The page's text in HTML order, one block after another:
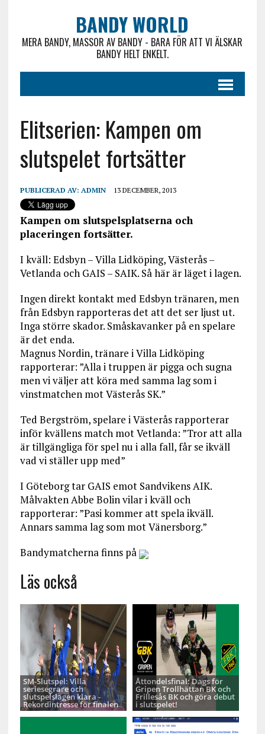
BANDY WORLD
MERA BANDY, MASSOR AV BANDY - BARA FÖR ATT VI ÄLSKAR
BANDY HELT ENKELT.
Elitserien: Kampen om
slutspelet fortsätter
PUBLICERAD AV: ADMIN 13 DECEMBER, 2013
Kampen om slutspelsplatserna och
placeringen fortsätter.
I kväll: Edsbyn – Villa Lidköping, Västerås –
Vetlanda och GAIS – SAIK. Så här är läget i lagen.
Ingen direkt kontakt med Edsbyn tränaren, men
från Edsbyn rapporteras det att det ser ljust ut.
Inga större skador. Småskavanker på en spelare
är det enda.
Magnus Nordin, tränare i Villa Lidköping
rapporterar: ”Alla i truppen är pigga och sugna
men vi väljer att köra med samma lag som i
vinstmatchen mot Västerås SK.”
Ted Bergström, spelare i Västerås rapporterar
inför kvällens match mot Vetlanda: ”Tror att alla
är tillgängliga för spel nu i alla fall, får se ikväll
vad vi ställer upp med”
I Göteborg tar GAIS emot Sandvikens AIK.
Målvakten Abbe Bolin vilar i kväll och
rapporterar: ”Pasi kommer att spela ikväll.
Annars samma lag som mot Vänersborg.”
Bandymatcherna finns på
Läs också
SM-Slutspel: Villa
seriesegrare och
slutspelslagen klara -
Rekordintresse för finalen
Åttondelsfinal: Dags för
Gripen Trollhättan BK och
Frillesås BK och göra debut
i slutspelet!